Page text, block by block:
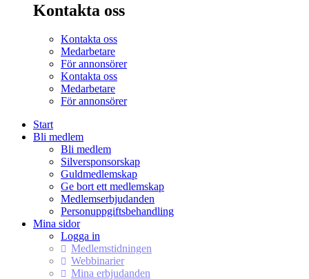
Kontakta oss
Kontakta oss
Medarbetare
För annonsörer
Kontakta oss
Medarbetare
För annonsörer
Start
Bli medlem
Bli medlem
Silversponsorskap
Guldmedlemskap
Ge bort ett medlemskap
Medlemserbjudanden
Personuppgiftsbehandling
Mina sidor
Logga in
Medlemstidningen
Webbinarier
Mina erbjudanden